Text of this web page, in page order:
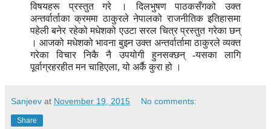
विषयहरू प्रस्तुत गरे । दिलभुषण पाठकसँगको उक्त
अन्तर्वार्ताका क्रममा ठाकुरले नेपालको राजनीतिक इतिहासमा
पहेली बनेर रहेको मधेशको एउटा सरल चित्र प्रस्तुत गरेका छन्
। आजको मधेशको भावना बुझ्न उक्त अन्तर्वार्तामा ठाकुरले व्यक्त
गरेका विचार निकै नै उपयोगी हुनसक्छन् -यसका लागि
पूर्वाग्रहरहीत मन चाहिएला,यो अर्कै कुरा हो ।
Sanjeev at November 19, 2015 No comments:
Share